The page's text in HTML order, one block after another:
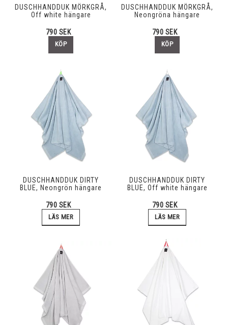
DUSCHHANDDUK MÖRKGRÅ,
Off white hängare
790 SEK
KÖP
DUSCHHANDDUK MÖRKGRÅ,
Neongröna hängare
790 SEK
KÖP
DUSCHHANDDUK DIRTY
BLUE, Neongrön hängare
790 SEK
LÄS MER
DUSCHHANDDUK DIRTY
BLUE, Off white hängare
790 SEK
LÄS MER